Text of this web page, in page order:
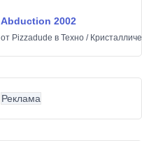
Abduction 2002
от Pizzadude в Техно /
Реклама